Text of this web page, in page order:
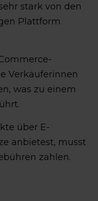
stark von den
Plattform
Verkäuferinnen
was zu einem
über E-
anbietest, musst
zahlen.